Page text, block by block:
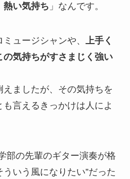
熱い気持ち 」なんです。
ュージシャンや、
上手く
気持ちがすさまじく強い
ましたが、その気持ちを
言えるきっかけは人によ
部の先輩のギター演奏が格
いう風になりたい”だった